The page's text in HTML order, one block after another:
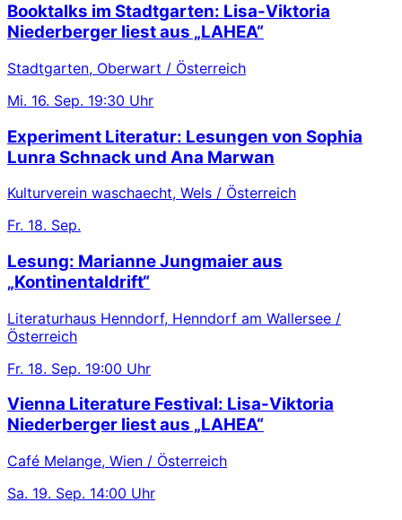
Booktalks im Stadtgarten: Lisa-Viktoria
Niederberger liest aus „LAHEA“
Stadtgarten, Oberwart / Österreich
Mi. 16. Sep. 19:30 Uhr
Experiment Literatur: Lesungen von Sophia
Lunra Schnack und Ana Marwan
Kulturverein waschaecht, Wels / Österreich
Fr. 18. Sep.
Lesung: Marianne Jungmaier aus
„Kontinentaldrift“
Literaturhaus Henndorf, Henndorf am Wallersee /
Österreich
Fr. 18. Sep. 19:00 Uhr
Vienna Literature Festival: Lisa-Viktoria
Niederberger liest aus „LAHEA“
Café Melange, Wien / Österreich
Sa. 19. Sep. 14:00 Uhr